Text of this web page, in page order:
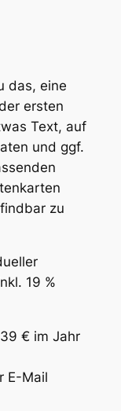
das, eine
ersten
Text, auf
und ggf.
zu
19 %
€ im Jahr
E-Mail